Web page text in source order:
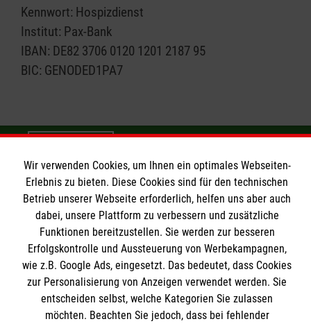
Kennwort: Hospizdienst
Institut: Pax-Bank
IBAN: DE82 3706 0120 1201 2187 95
BIC: GENODED1PA7
Organisation
Malteser Hilfsdienst e.V.
Kliniken Nordoberpfalz AG
Informationen
Wir verwenden Cookies, um Ihnen ein optimales Webseiten-
Erlebnis zu bieten. Diese Cookies sind für den technischen
Betrieb unserer Webseite erforderlich, helfen uns aber auch
dabei, unsere Plattform zu verbessern und zusätzliche
Funktionen bereitzustellen. Sie werden zur besseren
Erfolgskontrolle und Aussteuerung von Werbekampagnen,
wie z.B. Google Ads, eingesetzt. Das bedeutet, dass Cookies
zur Personalisierung von Anzeigen verwendet werden. Sie
entscheiden selbst, welche Kategorien Sie zulassen
möchten. Beachten Sie jedoch, dass bei fehlender